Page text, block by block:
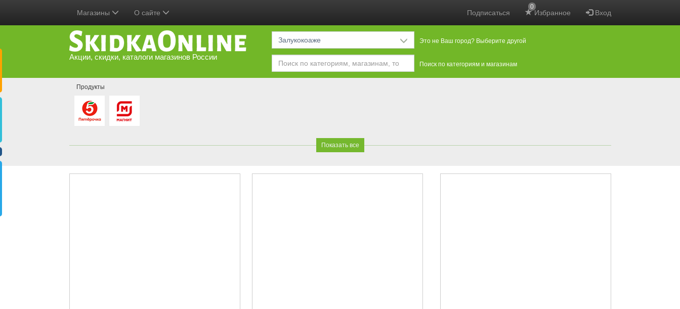
Подписаться Избранное
0
Вход
Магазины О сайте
Акции, скидки, каталоги магазинов России
Залукокоаже Это не Ваш город? Выберите другой
Поиск по категориям и магазинам
Продукты
Показать все